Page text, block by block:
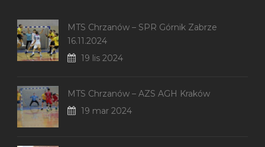
MTS Chrzanów – SPR Górnik Zabrze
16.11.2024
19 lis 2024
MTS Chrzanów – AZS AGH Kraków
19 mar 2024